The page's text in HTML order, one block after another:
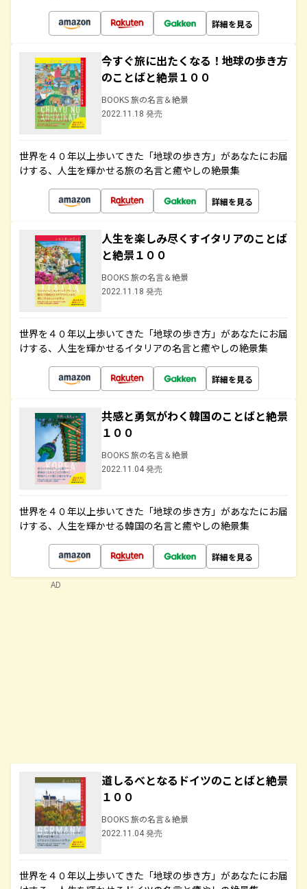
詳細を見る
今すぐ旅に出たくなる！地球の歩き方
のことばと絶景１００
BOOKS 旅の名言＆絶景
2022.11.18 発売
世界を４０年以上歩いてきた「地球の歩き方」があなたにお届
けする、人生を輝かせる旅の名言と癒やしの絶景集
詳細を見る
人生を楽しみ尽くすイタリアのことば
と絶景１００
BOOKS 旅の名言＆絶景
2022.11.18 発売
世界を４０年以上歩いてきた「地球の歩き方」があなたにお届
けする、人生を輝かせるイタリアの名言と癒やしの絶景集
詳細を見る
共感と勇気がわく韓国のことばと絶景
１００
BOOKS 旅の名言＆絶景
2022.11.04 発売
世界を４０年以上歩いてきた「地球の歩き方」があなたにお届
けする、人生を輝かせる韓国の名言と癒やしの絶景集
詳細を見る
道しるべとなるドイツのことばと絶景
１００
BOOKS 旅の名言＆絶景
2022.11.04 発売
世界を４０年以上歩いてきた「地球の歩き方」があなたにお届
AD